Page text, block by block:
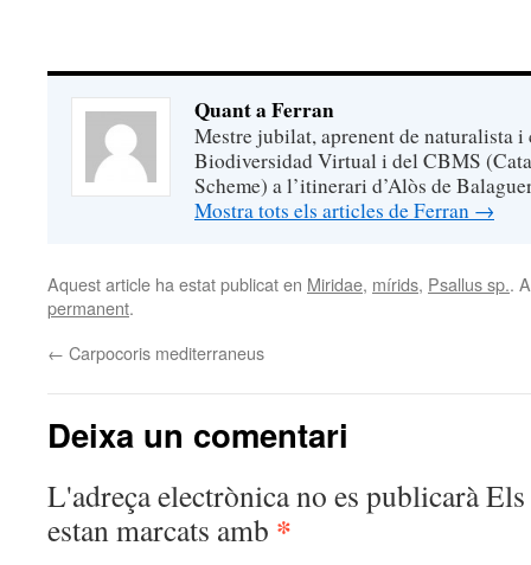
Quant a Ferran
Mestre jubilat, aprenent de naturalista i
Biodiversidad Virtual i del CBMS
Scheme) a l’itinerari d’Alòs de
Mostra tots els articles de Ferran →
Aquest article ha estat publicat en Miridae, mírids, Psallus sp..
permanent.
← Carpocoris mediterraneus
Deixa un comentari
L'adreça electrònica no es publicaràEls
estan marcats amb *